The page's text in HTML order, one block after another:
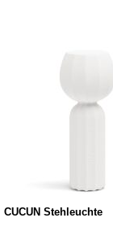
CUCUN Stehleuchte